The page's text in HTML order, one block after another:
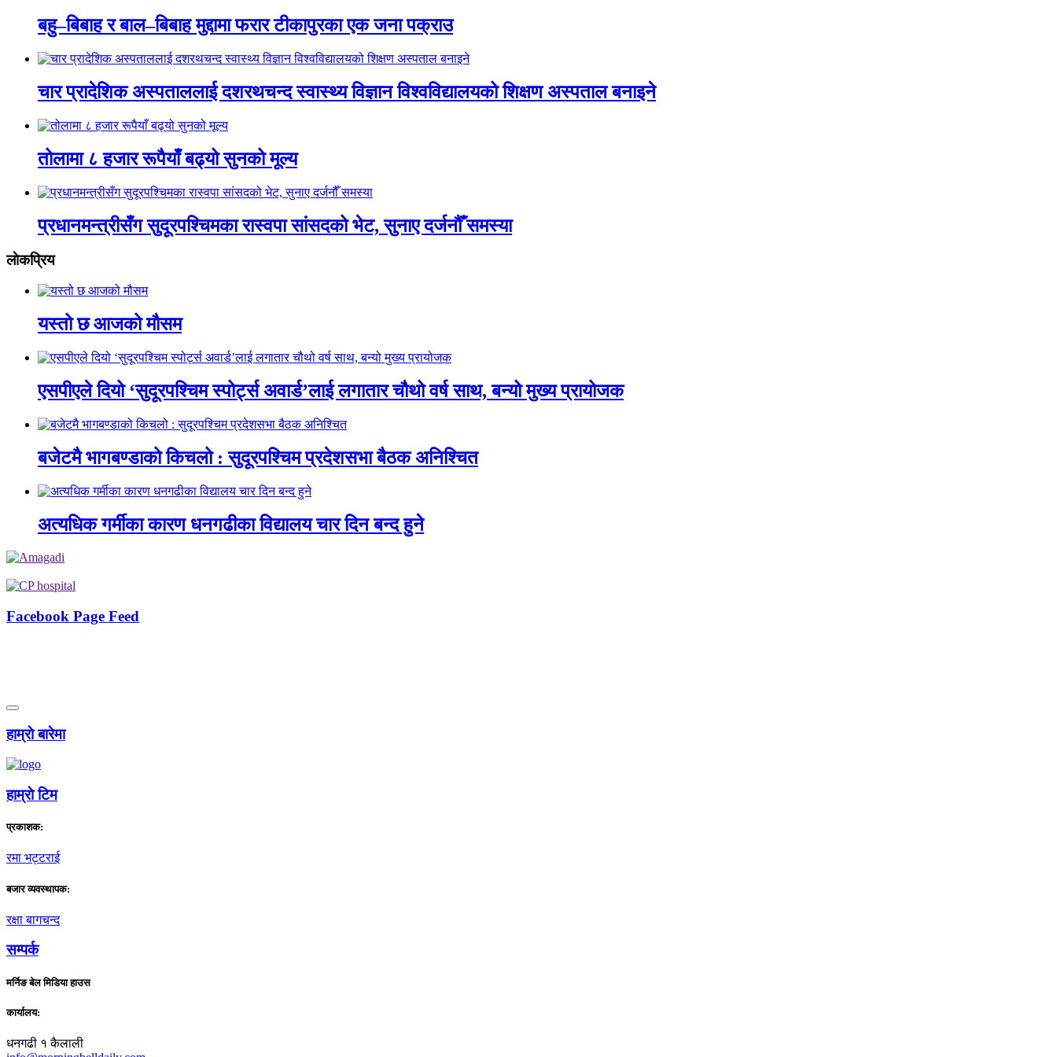
बहु–बिबाह र बाल–बिबाह मुद्दामा फरार टीकापुरका एक जना पक्राउ
चार प्रादेशिक अस्पताललाई दशरथचन्द स्वास्थ्य विज्ञान विश्वविद्यालयको शिक्षण अस्पताल बनाइने
तोलामा ८ हजार रूपैयाँ बढ्यो सुनको मूल्य
प्रधानमन्त्रीसँग सुदूरपश्चिमका रास्वपा सांसदको भेट, सुनाए दर्जनौँ समस्या
लाेकप्रिय
यस्तो छ आजको मौसम
एसपीएले दियो ‘सुदूरपश्चिम स्पोर्ट्स अवार्ड’लाई लगातार चौथो वर्ष साथ, बन्यो मुख्य प्रायोजक
बजेटमै भागबण्डाको किचलो : सुदूरपश्चिम प्रदेशसभा बैठक अनिश्चित
अत्यधिक गर्मीका कारण धनगढीका विद्यालय चार दिन बन्द हुने
Facebook Page Feed
हाम्राे बारेमा
हाम्राे टिम
प्रकाशक:
रमा भट्टराई
बजार व्यवस्थापक:
रक्षा बागचन्द
सम्पर्क
मर्निङ बेल मिडिया हाउस
कार्यालय:
धनगढी १ कैलाली